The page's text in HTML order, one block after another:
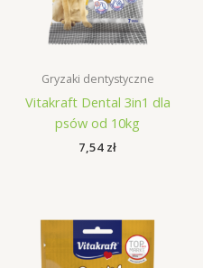
Gryzaki dentystyczne
Vitakraft Dental 3in1 dla
psów od 10kg
7,54 zł